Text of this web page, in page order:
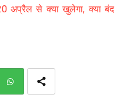
अप्रैल से क्या खुलेगा, क्या बंद